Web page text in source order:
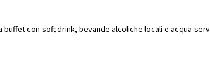
con soft drink, bevande alcoliche locali e acqua